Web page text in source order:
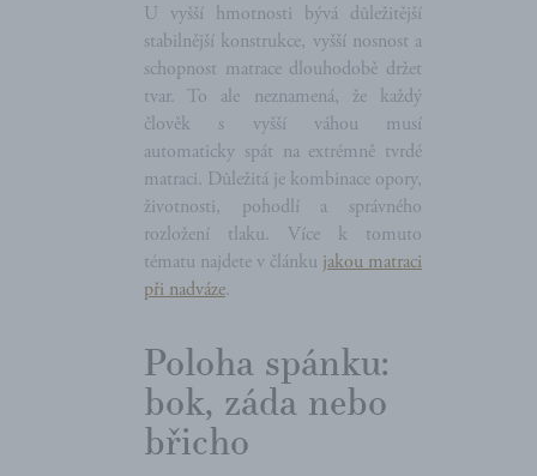
U vyšší hmotnosti bývá důležitější
stabilnější konstrukce, vyšší nosnost a
schopnost matrace dlouhodobě držet
tvar. To ale neznamená, že každý
člověk s vyšší váhou musí
automaticky spát na extrémně tvrdé
matraci. Důležitá je kombinace opory,
životnosti, pohodlí a správného
rozložení tlaku. Více k tomuto
tématu najdete v článku jakou matraci
při nadváze.
Poloha spánku:
bok, záda nebo
břicho